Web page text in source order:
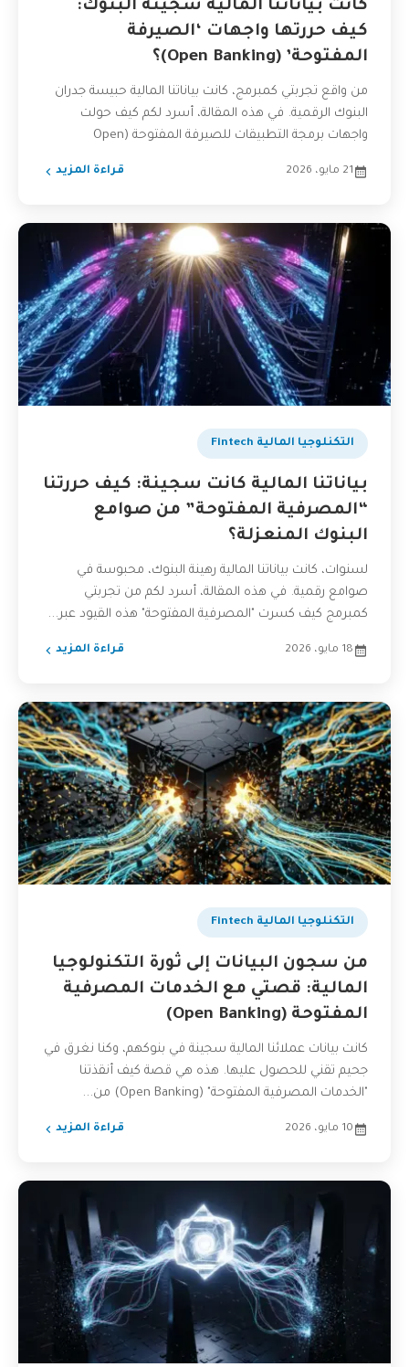
كانت بياناتنا المالية سجينة البنوك:
كيف حررتها واجهات ‘الصيرفة
المفتوحة’ (Open Banking)؟
من واقع تجربتي كمبرمج، كانت بياناتنا المالية حبيسة جدران
البنوك الرقمية. في هذه المقالة، أسرد لكم كيف حولت
واجهات برمجة التطبيقات للصيرفة المفتوحة (Open
21 مايو، 2026 قراءة المزيد
التكنلوجيا المالية Fintech
بياناتنا المالية كانت سجينة: كيف حررتنا
“المصرفية المفتوحة” من صوامع
البنوك المنعزلة؟
لسنوات، كانت بياناتنا المالية رهينة البنوك، محبوسة في
صوامع رقمية. في هذه المقالة، أسرد لكم من تجربتي
كمبرمج كيف كسرت "المصرفية المفتوحة" هذه القيود عبر...
18 مايو، 2026 قراءة المزيد
التكنلوجيا المالية Fintech
من سجون البيانات إلى ثورة التكنولوجيا
المالية: قصتي مع الخدمات المصرفية
المفتوحة (Open Banking)
كانت بيانات عملائنا المالية سجينة في بنوكهم، وكنا نغرق في
جحيم تقني للحصول عليها. هذه هي قصة كيف أنقذتنا
"الخدمات المصرفية المفتوحة" (Open Banking) من...
10 مايو، 2026 قراءة المزيد